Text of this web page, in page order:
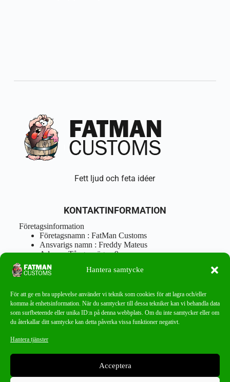
Hantera samtycke
För att ge en bra upplevelse använder vi teknik som cookies för att lagra och/eller
komma åt enhetsinformation. När du samtycker till dessa tekniker kan vi behandla data
som surfbeteende eller unika ID:n på denna webbplats. Om du inte samtycker eller om
du återkallar ditt samtycke kan detta påverka vissa funktioner negativt.
Hantera tjänster
Acceptera
Fett ljud och feta idéer
KONTAKTINFORMATION
Företagsinformation
Företagsnamn : FatMan Customs
Ansvarigs namn : Freddy Mateus
Adress : Tångenvägen 9
Postnr : 417 46 Göteborg
Tel : 0762919666
info@fatmancustoms.se
Mån – Fre 10:00 – 18:00
Lör -11:00 – 15:00
Missa aldrig ett bra erbjudande!